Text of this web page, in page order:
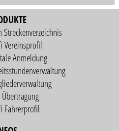
Streckenverzeichnis
Vereinsprofil
Anmeldung
Übertragung
Fahrerprofil